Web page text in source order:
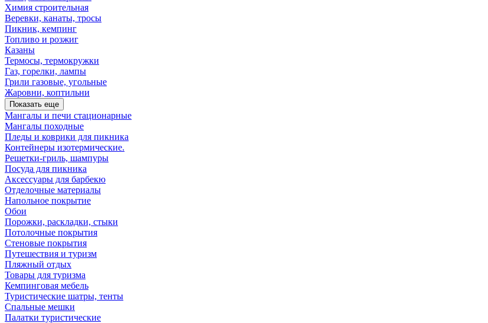
Химия строительная
Веревки, канаты, тросы
Пикник, кемпинг
Топливо и розжиг
Казаны
Термосы, термокружки
Газ, горелки, лампы
Грили газовые, угольные
Жаровни, коптильни
Показать еще
Мангалы и печи стационарные
Мангалы походные
Пледы и коврики для пикника
Контейнеры изотермические.
Решетки-гриль, шампуры
Посуда для пикника
Аксессуары для барбекю
Отделочные материалы
Напольное покрытие
Обои
Порожки, раскладки, стыки
Потолочные покрытия
Стеновые покрытия
Путешествия и туризм
Пляжный отдых
Товары для туризма
Кемпинговая мебель
Туристические шатры, тенты
Спальные мешки
Палатки туристические